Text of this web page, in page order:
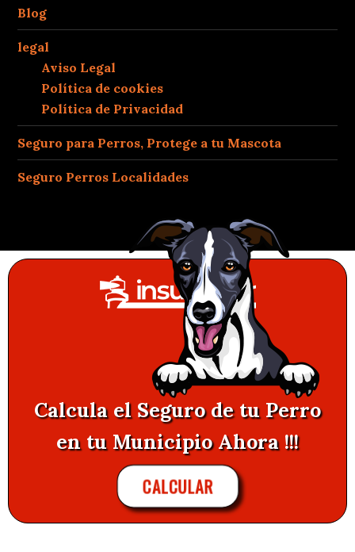
Blog
legal
Aviso Legal
Política de cookies
Política de Privacidad
Seguro para Perros, Protege a tu Mascota
Seguro Perros Localidades
Calcula el Seguro de tu Perro
en tu Municipio Ahora !!!
CALCULAR